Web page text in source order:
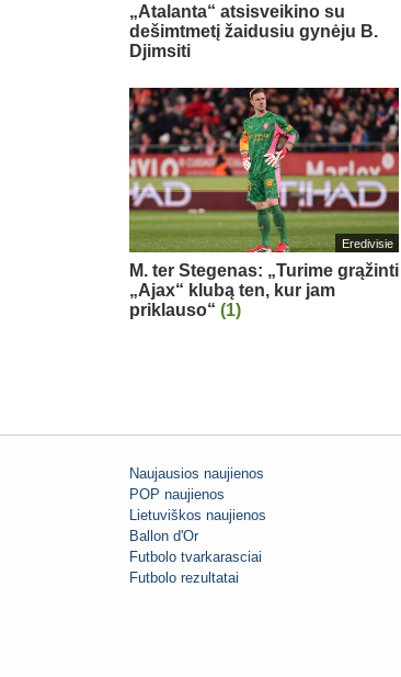
„Atalanta“ atsisveikino su
dešimtmetį žaidusiu gynėju B.
Djimsiti
Eredivisie
M. ter Stegenas: „Turime grąžinti
„Ajax“ klubą ten, kur jam
priklauso“ (1)
Naujausios naujienos
POP naujienos
Lietuviškos naujienos
Ballon d'Or
Futbolo tvarkarasciai
Futbolo rezultatai